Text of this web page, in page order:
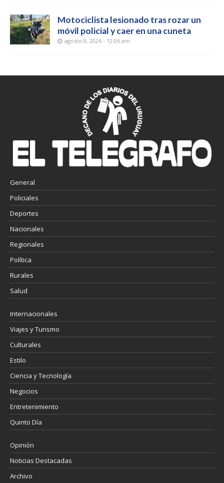
Motociclista lesionado tras rozar un
móvil policial y caer en una cuneta
agosto 8, 2026 - 12:06 am
General
Policiales
Deportes
Nacionales
Regionales
Política
Rurales
Salud
Internacionales
Viajes y Turismo
Culturales
Estilo
Ciencia y Tecnología
Negocios
Entretenimiento
Quinto Día
Opinión
Noticias Destacadas
Archivo